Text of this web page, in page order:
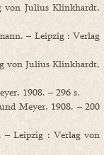
von Julius Klinkhardt,
– Leipzig : Verlag
von Julius Klinkhardt,
1908. – 296 s.
Meyer, 1908. – 200
– Leipzig : Verlag von